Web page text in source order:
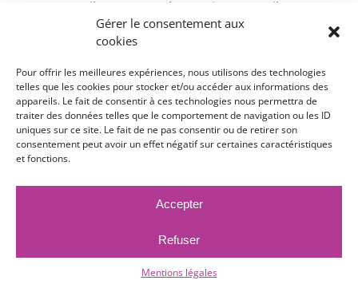
Gérer le consentement aux
cookies
Pour offrir les meilleures expériences, nous utilisons des technologies
telles que les cookies pour stocker et/ou accéder aux informations des
appareils. Le fait de consentir à ces technologies nous permettra de
traiter des données telles que le comportement de navigation ou les ID
uniques sur ce site. Le fait de ne pas consentir ou de retirer son
consentement peut avoir un effet négatif sur certaines caractéristiques
et fonctions.
Accepter
Refuser
Mentions légales
5 avril 2025 @ 10 h 00 min
19 avril 2025 @
18 h 00 min
Médiathèque Marcel Wacheux82 rue du
Périgord, Bruay-La-Buissière
Free
sam